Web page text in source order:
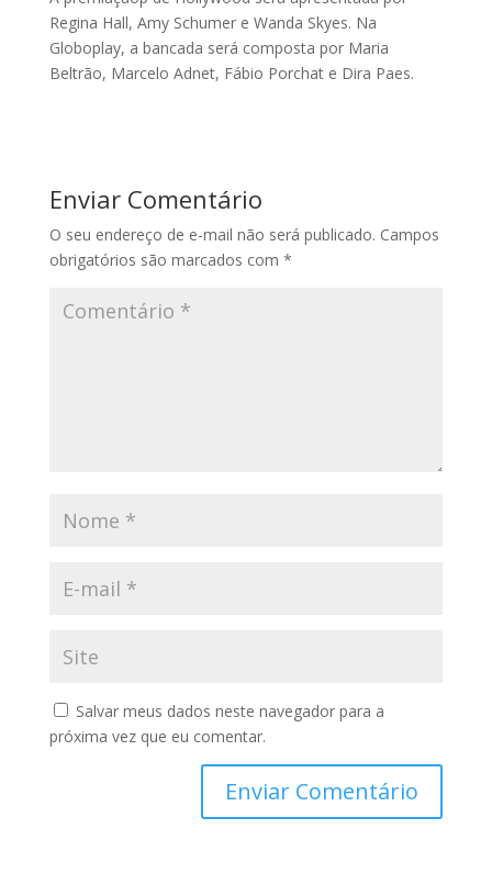
Regina Hall, Amy Schumer e Wanda Skyes. Na
Globoplay, a bancada será composta por Maria
Beltrão, Marcelo Adnet, Fábio Porchat e Dira Paes.
Enviar Comentário
O seu endereço de e-mail não será publicado. Campos
obrigatórios são marcados com *
Salvar meus dados neste navegador para a
próxima vez que eu comentar.